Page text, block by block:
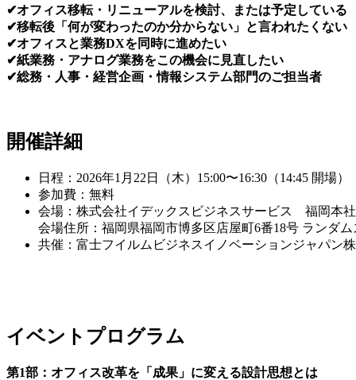
✔オフィス移転・リニューアルを検討、または予定している
✔移転後「何が変わったのか分からない」と言われたくない
✔オフィスと業務DXを同時に進めたい
✔紙業務・アナログ業務をこの機会に見直したい
✔総務・人事・経営企画・情報システム部門のご担当者
開催詳細
日程：2026年1月22日（木）15:00〜16:30（14:45 開場）
参加費：無料
会場：株式会社イデックスビジネスサービス 福岡本社
会場住所：福岡県福岡市博多区店屋町6番18号 ランダ
共催：富士フイルムビジネスイノベーションジャパン
イベントプログラム
第1部：オフィス改革を「成果」に変える設計思想とは